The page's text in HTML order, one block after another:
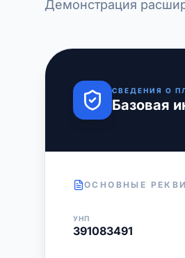
Демонстрация
СВЕДЕНИЯ О
Базовая
ОСНОВНЫЕ
УНП
391083491